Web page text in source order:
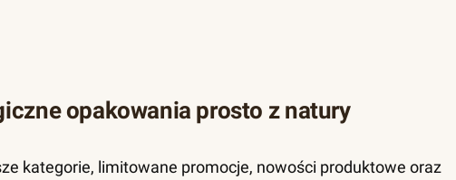
opakowania prosto z natury
kategorie, limitowane promocje, nowości produktowe oraz